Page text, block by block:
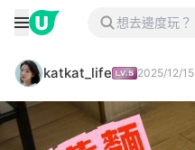
katkat_life 2025/12/15